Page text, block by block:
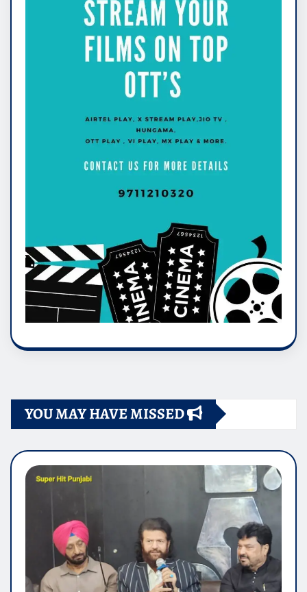
YOU MAY HAVE MISSED